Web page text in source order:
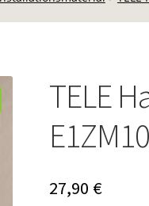
TELE
E1ZM10
27,90 €